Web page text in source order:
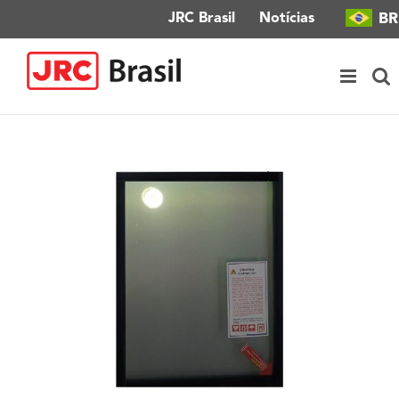
conteúdo
JRC Brasil Notícias BR